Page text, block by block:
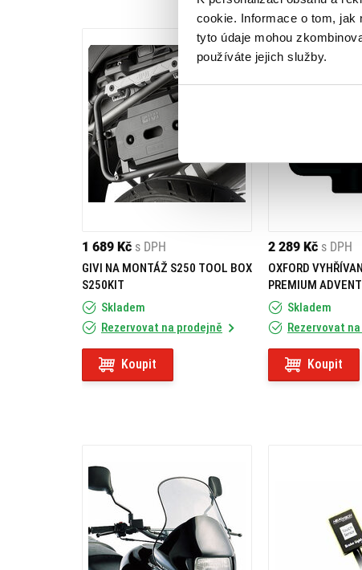
cookie. Informace o tom,
tyto údaje mohou
používáte jejich služby.
1 689 Kč s DPH
GIVI NA MONTÁŽ S250 TOOL BOX
S250KIT
Skladem
Rezervovat na prodejně
Koupit
2 289 Kč s DPH
OXFORD
PREMIUM
Skladem
Rezervovat
Koupit